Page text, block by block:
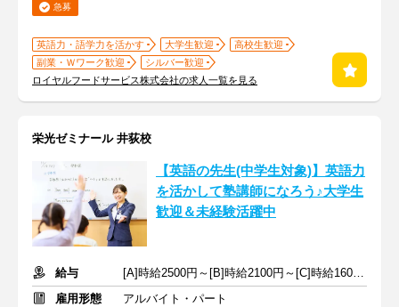
急募
英語力・語学力を活かす 大学生歓迎
高校生歓迎
副業・Ｗワーク歓迎
シルバー歓迎
ロイヤルフードサービス株式会社の求人一覧を見る
栄光ゼミナール 井荻校
【英語の先生(中学生対象)】英語力
を活かして塾講師になろう♪大学生
歓迎＆未経験活躍中
給与
[A]時給2500円～[B]時給2100円～[C]時給1600円～ ※生徒数による
雇用形態
アルバイト・パート